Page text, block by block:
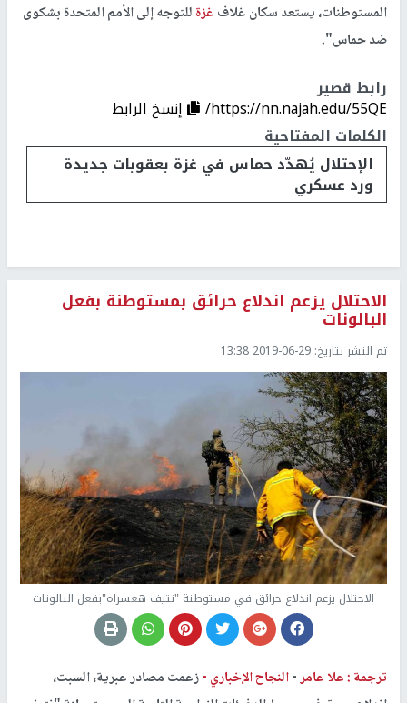
المستوطنات، يستعد سكان غلافغزةللتوجه إلى الأمم المتحدة بشكوى
ضد حماس".
رابط قصير
https://nn.najah.edu/55QE/
إنسخ الرابط
الكلمات المفتاحية
الإحتلال يُهدّد حماس في غزة بعقوبات جديدة
ورد عسكري
الاحتلال يزعم اندلاع حرائق بمستوطنة بفعل
البالونات
تم النشر بتاريخ: 2019-06-29 13:38
الاحتلال يزعم اندلاع حرائق في مستوطنة "نتيف هعسراه"بفعل البالونات
ترجمة : علا عامر-النجاح الإخباري -زعمت مصادر عبرية، السبت،